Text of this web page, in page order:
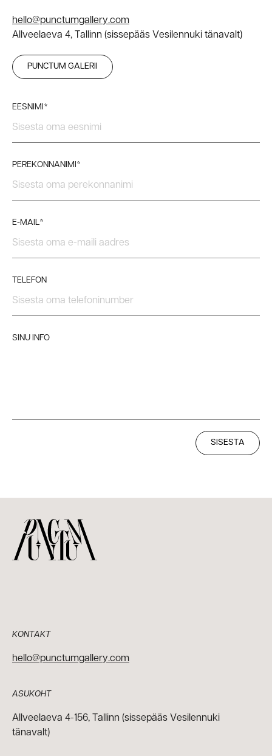
hello@punctumgallery.com
Allveelaeva 4, Tallinn (sissepääs Vesilennuki tänavalt)
PUNCTUM GALERII
EESNIMI*
PEREKONNANIMI*
E-MAIL*
TELEFON
SINU INFO
KONTAKT
hello@punctumgallery.com
ASUKOHT
Allveelaeva 4-156, Tallinn (sissepääs Vesilennuki
tänavalt)